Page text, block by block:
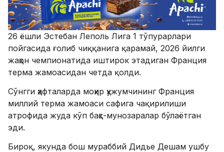
26 ёшли Эстебан Леполь Лига 1 тўпурарлари
пойгасида ғолиб чиққанига қарамай, 2026 йилги
жаҳон чемпионатида иштирок этадиган Франция
терма жамоасидан четда қолди.
​Сўнгги ҳафталарда моҳир ҳужумчининг Франция
миллий терма жамоаси сафига чақирилиши
атрофида жуда кўп баҳс-мунозаралар бўлаётган
эди.
Бироқ, якунда бош мураббий Дидье Дешам ушбу